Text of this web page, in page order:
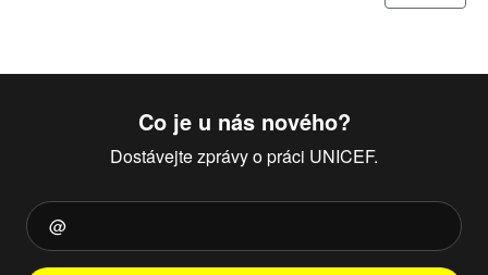
Co je u nás nového?
Dostávejte zprávy o práci UNICEF.